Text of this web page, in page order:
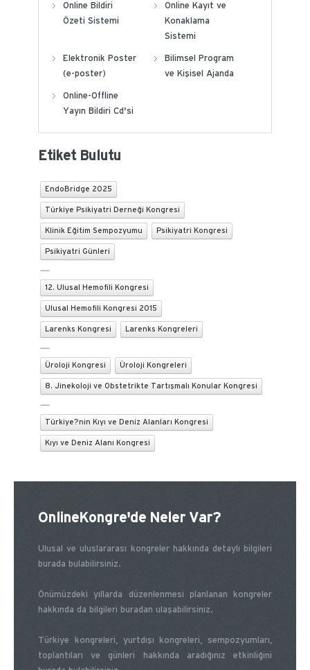
Online Bildiri
Özeti Sistemi
Online Kayıt ve
Konaklama
Sistemi
Elektronik Poster
(e-poster)
Bilimsel Program
ve Kişisel Ajanda
Online-Offline
Yayın Bildiri Cd'si
Etiket Bulutu
EndoBridge 2025
Türkiye Psikiyatri Derneği Kongresi
Klinik Eğitim Sempozyumu Psikiyatri Kongresi
Psikiyatri Günleri
12. Ulusal Hemofili Kongresi
Ulusal Hemofili Kongresi 2015
Larenks Kongresi Larenks Kongreleri
Üroloji Kongresi Üroloji Kongreleri
8. Jinekoloji ve Obstetrikte Tartışmalı Konular Kongresi
Türkiye?nin Kıyı ve Deniz Alanları Kongresi
Kıyı ve Deniz Alanı Kongresi
OnlineKongre'de Neler Var?
Ulusal ve uluslararası kongreler hakkında detaylı bilgileri
burada bulabilirsiniz.
Önümüzdeki yıllarda düzenlenmesi planlanan kongreler
hakkında da bilgileri buradan ulaşabilirsiniz.
Türkiye kongreleri, yurtdışı kongreleri, sempozyumları,
toplantıları ve günleri hakkında aradığınız etkinliğini